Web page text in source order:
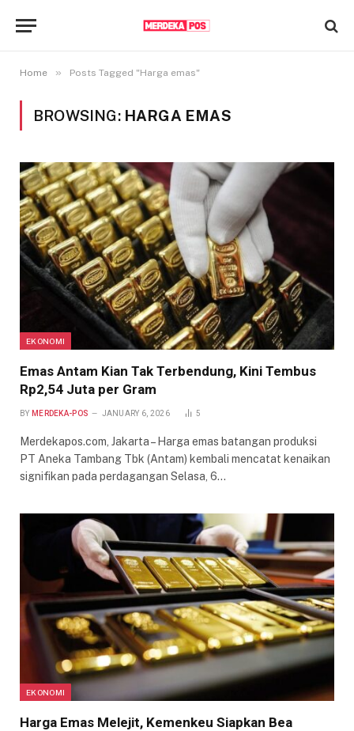
Home » Posts Tagged "Harga emas"
BROWSING: HARGA EMAS
EKONOMI
Emas Antam Kian Tak Terbendung, Kini Tembus
Rp2,54 Juta per Gram
BY MERDEKA-POS JANUARY 6, 2026 5
Merdekapos.com, Jakarta – Harga emas batangan produksi
PT Aneka Tambang Tbk (Antam) kembali mencatat kenaikan
signifikan pada perdagangan Selasa, 6…
EKONOMI
Harga Emas Melejit, Kemenkeu Siapkan Bea